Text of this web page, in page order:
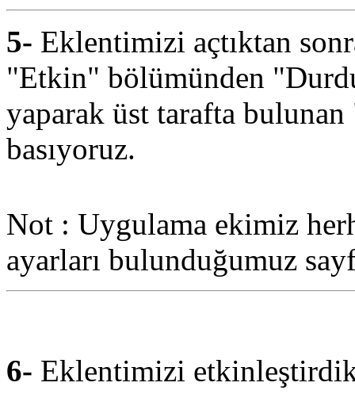
5- Eklentimizi açtıktan
"Etkin" bölümünden
yaparak üst tarafta bulunan
basıyoruz.
Not : Uygulama ekimiz
ayarları bulunduğumuz
6- Eklentimizi etkinleştirdik